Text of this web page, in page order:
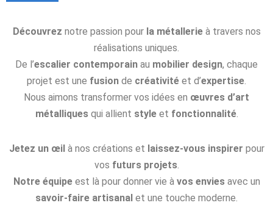
Découvrez notre passion pourla métallerieà travers nos
réalisations uniques.
De l’escalier contemporain au mobilier design, chaque
projet est une fusion de créativité et d’expertise.
Nous aimons transformer vos idées en œuvres d’art
métalliquesqui allient styleet fonctionnalité.
Jetez un œil à nos créations et laissez-vous inspirer pour
vos futurs projets.
Notre équipeest là pour donner vie à vos enviesavec un
savoir-faire artisanal et une touche moderne.